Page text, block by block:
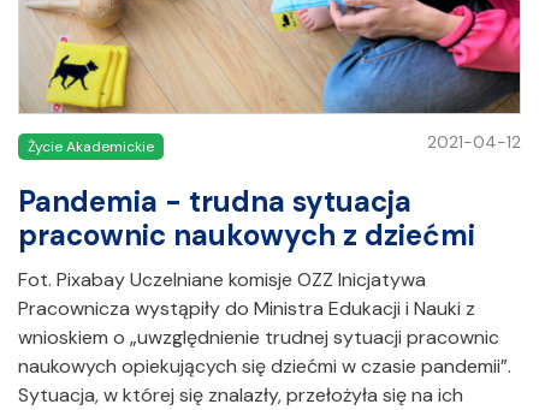
Życie Akademickie 2021-04-12
Pandemia - trudna sytuacja
pracownic naukowych z dziećmi
Fot. Pixabay Uczelniane komisje OZZ Inicjatywa
Pracownicza wystąpiły do Ministra Edukacji i Nauki z
wnioskiem o „uwzględnienie trudnej sytuacji pracownic
naukowych opiekujących się dziećmi w czasie pandemii”.
Sytuacja, w której się znalazły, przełożyła się na ich